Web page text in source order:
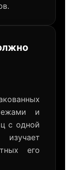
и
с одной
его